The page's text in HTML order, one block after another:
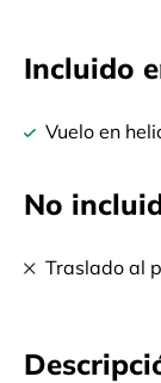
Incluido
Vuelo en
No
Traslado al